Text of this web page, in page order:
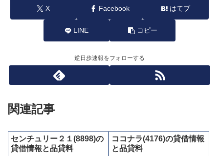
X Facebook はてブ
LINE コピー
逆日歩速報をフォローする
関連記事
センチュリー２１(8898)の
貸借情報と品貸料
ココナラ(4176)の貸借情報
と品貸料